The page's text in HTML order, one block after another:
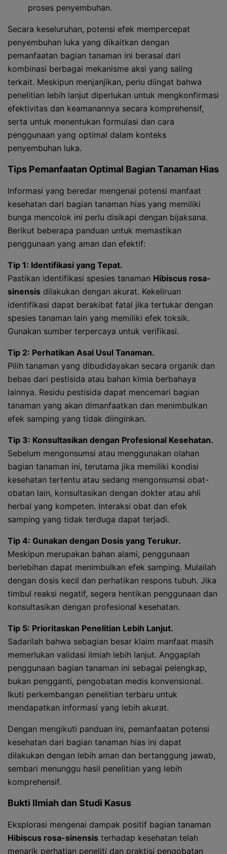
proses penyembuhan.
Secara keseluruhan, potensi efek mempercepat
penyembuhan luka yang dikaitkan dengan
pemanfaatan bagian tanaman ini berasal dari
kombinasi berbagai mekanisme aksi yang saling
terkait. Meskipun menjanjikan, perlu diingat bahwa
penelitian lebih lanjut diperlukan untuk mengkonfirmasi
efektivitas dan keamanannya secara komprehensif,
serta untuk menentukan formulasi dan cara
penggunaan yang optimal dalam konteks
penyembuhan luka.
Tips Pemanfaatan Optimal Bagian Tanaman Hias
Informasi yang beredar mengenai potensi manfaat
kesehatan dari bagian tanaman hias yang memiliki
bunga mencolok ini perlu disikapi dengan bijaksana.
Berikut beberapa panduan untuk memastikan
penggunaan yang aman dan efektif:
Tip 1: Identifikasi yang Tepat.
Pastikan identifikasi spesies tanaman Hibiscus rosa-
sinensis dilakukan dengan akurat. Kekeliruan
identifikasi dapat berakibat fatal jika tertukar dengan
spesies tanaman lain yang memiliki efek toksik.
Gunakan sumber terpercaya untuk verifikasi.
Tip 2: Perhatikan Asal Usul Tanaman.
Pilih tanaman yang dibudidayakan secara organik dan
bebas dari pestisida atau bahan kimia berbahaya
lainnya. Residu pestisida dapat mencemari bagian
tanaman yang akan dimanfaatkan dan menimbulkan
efek samping yang tidak diinginkan.
Tip 3: Konsultasikan dengan Profesional Kesehatan.
Sebelum mengonsumsi atau menggunakan olahan
bagian tanaman ini, terutama jika memiliki kondisi
kesehatan tertentu atau sedang mengonsumsi obat-
obatan lain, konsultasikan dengan dokter atau ahli
herbal yang kompeten. Interaksi obat dan efek
samping yang tidak terduga dapat terjadi.
Tip 4: Gunakan dengan Dosis yang Terukur.
Meskipun merupakan bahan alami, penggunaan
berlebihan dapat menimbulkan efek samping. Mulailah
dengan dosis kecil dan perhatikan respons tubuh. Jika
timbul reaksi negatif, segera hentikan penggunaan dan
konsultasikan dengan profesional kesehatan.
Tip 5: Prioritaskan Penelitian Lebih Lanjut.
Sadarilah bahwa sebagian besar klaim manfaat masih
memerlukan validasi ilmiah lebih lanjut. Anggaplah
penggunaan bagian tanaman ini sebagai pelengkap,
bukan pengganti, pengobatan medis konvensional.
Ikuti perkembangan penelitian terbaru untuk
mendapatkan informasi yang lebih akurat.
Dengan mengikuti panduan ini, pemanfaatan potensi
kesehatan dari bagian tanaman hias ini dapat
dilakukan dengan lebih aman dan bertanggung jawab,
sembari menunggu hasil penelitian yang lebih
komprehensif.
Bukti Ilmiah dan Studi Kasus
Eksplorasi mengenai dampak positif bagian tanaman
Hibiscus rosa-sinensis terhadap kesehatan telah
menarik perhatian peneliti dan praktisi pengobatan